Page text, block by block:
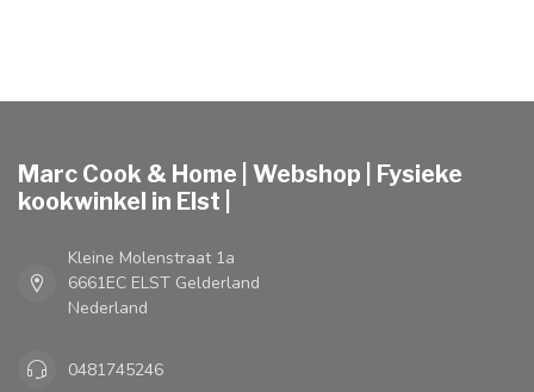
Marc Cook & Home | Webshop | Fysieke
kookwinkel in Elst |
Kleine Molenstraat 1a
6661EC ELST Gelderland
Nederland
0481745246